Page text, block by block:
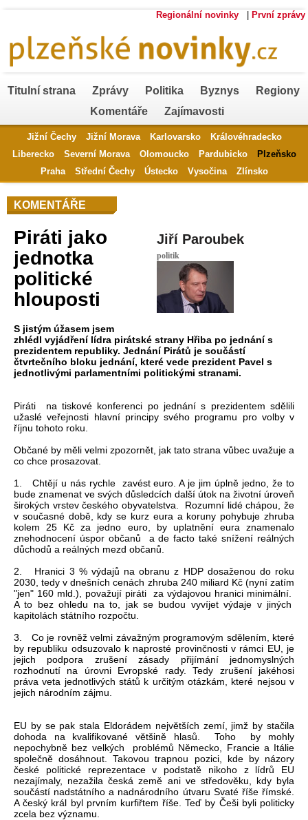
Regionální novinky První zprávy
Titulní strana Zprávy Politika Byznys
Regiony
Komentáře
Zajímavosti
Jižní Čechy Jižní Morava Karlovarsko
Královéhradecko
Liberecko
Severní Morava Olomoucko Pardubicko
Plzeňsko
Praha
Střední Čechy Ústecko Vysočina Zlínsko
KOMENTÁŘE
Jiří Paroubek
politik
Piráti jako
jednotka
politické
hlouposti
S jistým úžasem jsem
zhlédl vyjádření lídra pirátské strany Hřiba po jednání s
prezidentem republiky. Jednání Pirátů je součástí
čtvrtečního bloku jednání, které vede prezident Pavel s
jednotlivými parlamentními politickými stranami.
Piráti na tiskové konferenci po jednání s prezidentem sdělili
užaslé veřejnosti hlavní principy svého programu pro volby v
říjnu tohoto roku.
Občané by měli velmi zpozornět, jak tato strana vůbec uvažuje a
co chce prosazovat.
1. Chtějí u nás rychle zavést euro. A je jim úplně jedno, že to
bude znamenat ve svých důsledcích další útok na životní úroveň
širokých vrstev českého obyvatelstva. Rozumní lidé chápou, že
v současné době, kdy se kurz eura a koruny pohybuje zhruba
kolem 25 Kč za jedno euro, by uplatnění eura znamenalo
znehodnocení úspor občanů a de facto také snížení reálných
důchodů a reálných mezd občanů.
2. Hranici 3 % výdajů na obranu z HDP dosaženou do roku
2030, tedy v dnešních cenách zhruba 240 miliard Kč (nyní zatím
"jen" 160 mld.), považují piráti za výdajovou hranici minimální.
A to bez ohledu na to, jak se budou vyvíjet výdaje v jiných
kapitolách státního rozpočtu.
3. Co je rovněž velmi závažným programovým sdělením, které
by republiku odsuzovalo k naprosté provinčnosti v rámci EU, je
jejich podpora zrušení zásady přijímání jednomyslných
rozhodnutí na úrovni Evropské rady. Tedy zrušení jakéhosi
práva veta jednotlivých států k určitým otázkám, které nejsou v
jejich národním zájmu.
EU by se pak stala Eldorádem největších zemí, jimž by stačila
dohoda na kvalifikované většině hlasů. Toho by mohly
nepochybně bez velkých problémů Německo, Francie a Itálie
společně dosáhnout. Takovou trapnou pozici, kde by názory
české politické reprezentace v podstatě nikoho z lídrů EU
nezajímaly, nezažila česká země ani ve středověku, kdy byla
součástí nadstátního a nadnárodního útvaru Svaté říše římské.
A český král byl prvním kurfiřtem říše. Teď by Češi byli politicky
zcela bez významu.